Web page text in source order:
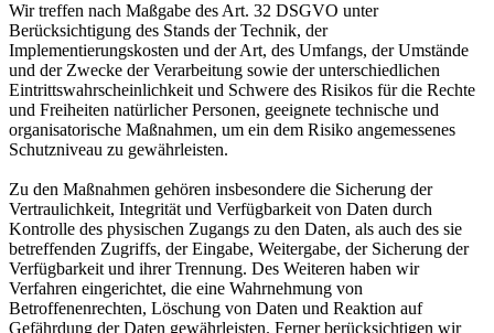
Wir treffen nach Maßgabe des Art. 32 DSGVO unter
Berücksichtigung des Stands der Technik, der
Implementierungskosten und der Art, des Umfangs, der Umstände
und der Zwecke der Verarbeitung sowie der unterschiedlichen
Eintrittswahrscheinlichkeit und Schwere des Risikos für die Rechte
und Freiheiten natürlicher Personen, geeignete technische und
organisatorische Maßnahmen, um ein dem Risiko angemessenes
Schutzniveau zu gewährleisten.
Zu den Maßnahmen gehören insbesondere die Sicherung der
Vertraulichkeit, Integrität und Verfügbarkeit von Daten durch
Kontrolle des physischen Zugangs zu den Daten, als auch des sie
betreffenden Zugriffs, der Eingabe, Weitergabe, der Sicherung der
Verfügbarkeit und ihrer Trennung. Des Weiteren haben wir
Verfahren eingerichtet, die eine Wahrnehmung von
Betroffenenrechten, Löschung von Daten und Reaktion auf
Gefährdung der Daten gewährleisten. Ferner berücksichtigen wir